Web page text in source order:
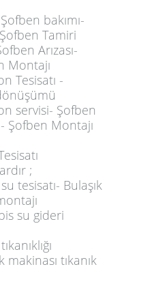
bakımı-
Tamiri
Arızası-
Montajı
Tesisatı -
servisi- Şofben
Şofben Montajı
;
tesisatı- Bulaşık
su gideri
makinası tıkanık